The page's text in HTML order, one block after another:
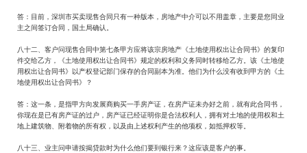
答：目前，深圳市买卖现售合同只有一种版本，房地产中介可以不用盖章，主要是您同业
主之间签订合同，国土局确认。
八十二、客户问现售合同中第七条甲方应将该宗房地产《土地使用权出让合同书》的复印
件交给乙方，《土地使用权出让合同书》规定的权利和义务同时转移给乙方。该《土地使
用权出让合同书》以产权登记部门保存的合同副本为准。他们为什么没有收到甲方的《土
地使用权出让合同书》？
答：这一条，是指甲方向发展商购买一手房产证，在房产证未办好之前，就有此合同书，
你现在是已有房产证的过户，房产证已经证明你是合法权利人，拥有对土地的使用权和土
地上建筑物、附着物的所有权，以及由上述权利产生的他项权，如抵押权等。
八十三、业主问申请按揭贷款时为什么他们要到银行来？这应该是客户的事。